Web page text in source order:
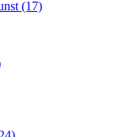
(17)